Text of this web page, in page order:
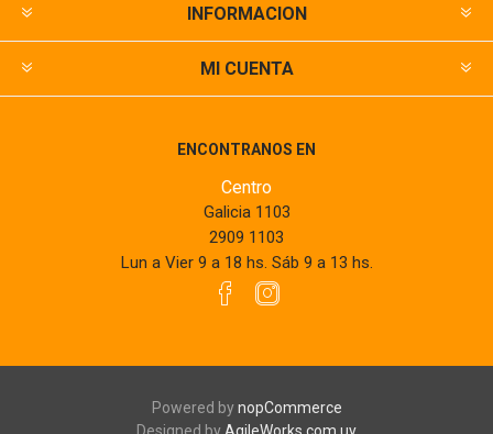
INFORMACION
MI CUENTA
ENCONTRANOS EN
Centro
Galicia 1103
2909 1103
Lun a Vier 9 a 18 hs. Sáb 9 a 13 hs.
Powered bynopCommerce
Designed by AgileWorks.com.uy